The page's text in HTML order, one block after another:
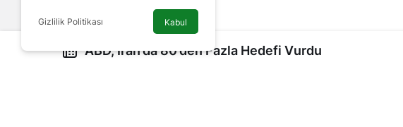
ABD, İran’da 80’den Fazla Hedefi Vurdu
Gizlilik Politikası Kabul